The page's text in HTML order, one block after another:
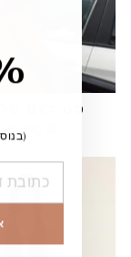
סט דגם
209.00 ₪